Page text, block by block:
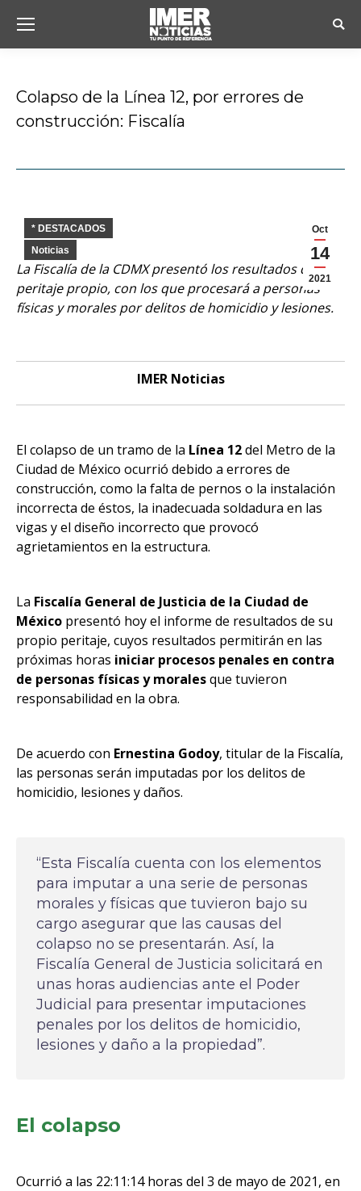
Colapso de la Línea 12, por errores de
construcción: Fiscalía
Oct
14
2021
* DESTACADOS
Noticias
La Fiscalía de la CDMX presentó los resultados de un
peritaje propio, con los que procesará a personas
físicas y morales por delitos de homicidio y lesiones.
IMER Noticias
El colapso de un tramo de la Línea 12del Metro de la
Ciudad de México ocurrió debido a errores de
construcción, como la falta de pernos o la instalación
incorrecta de éstos, la inadecuada soldadura en las
vigas y el diseño incorrecto que provocó
agrietamientos en la estructura.
La Fiscalía General de Justicia de la Ciudad de
México presentó hoy el informe de resultados de su
propio peritaje, cuyos resultados permitirán en las
próximas horas iniciar procesos penales en contra
de personas físicas y moralesque tuvieron
responsabilidad en la obra.
De acuerdo con Ernestina Godoy, titular de la Fiscalía,
las personas serán imputadas por los delitos de
homicidio, lesiones y daños.
“Esta Fiscalía cuenta con los elementos
para imputar a una serie de personas
morales y físicas que tuvieron bajo su
cargo asegurar que las causas del
colapso no se presentarán. Así, la
Fiscalía General de Justicia solicitará en
unas horas audiencias ante el Poder
Judicial para presentar imputaciones
penales por los delitos de homicidio,
lesiones y daño a la propiedad”.
El colapso
Ocurrió a las 22:11:14 horas del 3 de mayo de 2021, en